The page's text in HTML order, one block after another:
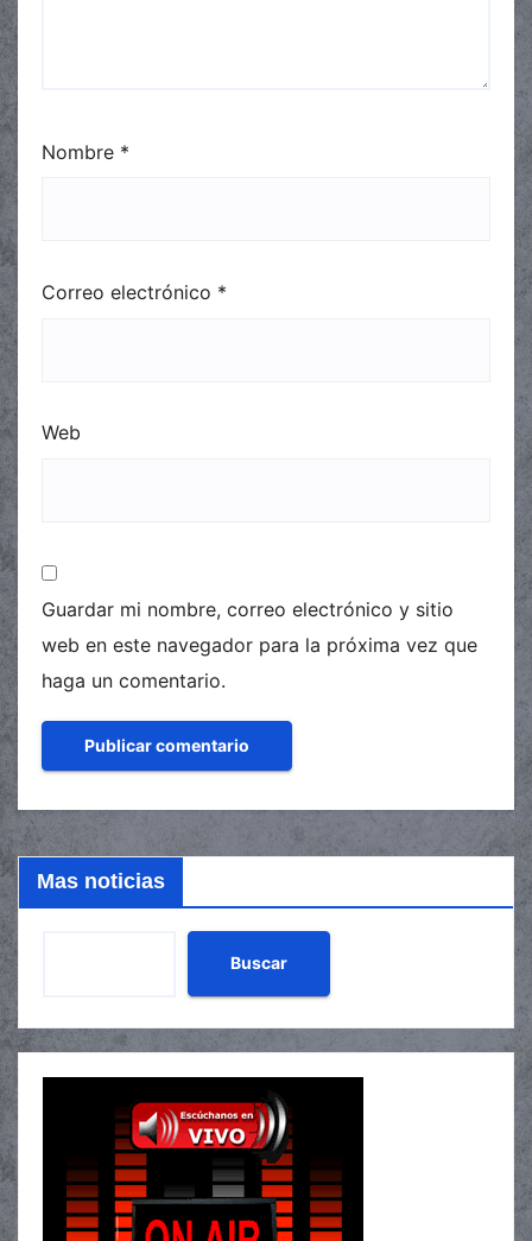
Nombre *
Correo electrónico *
Web
Guardar mi nombre, correo electrónico y sitio
web en este navegador para la próxima vez que
haga un comentario.
Mas noticias
Buscar